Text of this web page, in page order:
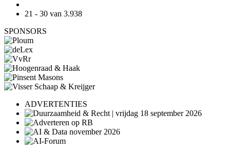
21 - 30 van 3.938
SPONSORS
ADVERTENTIES